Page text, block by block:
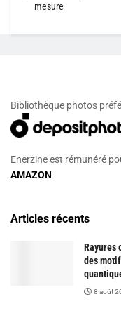
mesure
Bibliothèque photos
Enerzine est rémunéré
AMAZON
Articles récents
Rayures
des
8 août